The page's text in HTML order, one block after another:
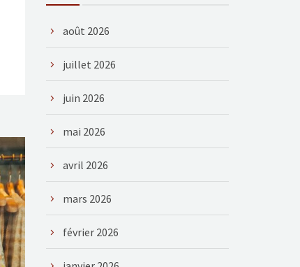
août 2026
juillet 2026
juin 2026
mai 2026
avril 2026
mars 2026
février 2026